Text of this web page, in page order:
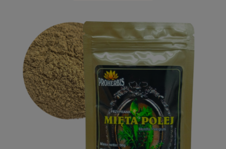
Męska półka ziołowa — wierzbownica, pokrzywa,
rdestowiec
Uroda z zielnika — kolagen, skrzyp, pokrzywa
Delikatna półka ziołowa — czarnuszka, pokrzywa,
pachnotka
Produkty w proszku (pozostałe)
Morszczyn i spółka — morszczyn, tarczyca bajkalska